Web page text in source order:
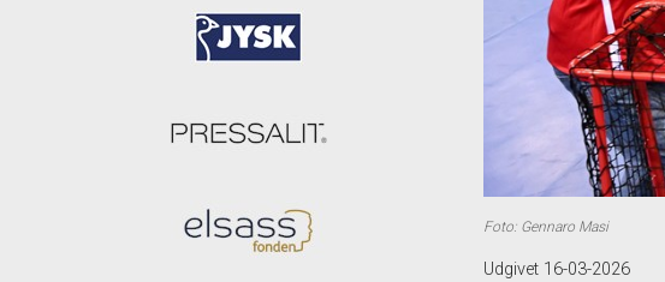
Foto: Gennaro Masi
Udgivet 16-03-2026